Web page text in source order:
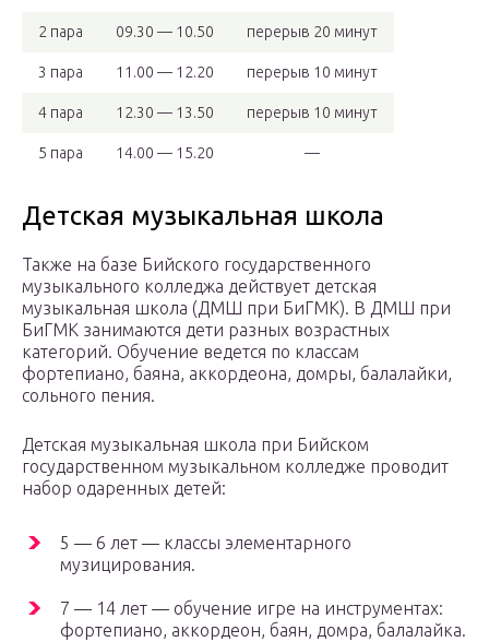
2 пара 09.30 — 10.50 перерыв 20 минут
3 пара 11.00 — 12.20 перерыв 10 минут
4 пара 12.30 — 13.50 перерыв 10 минут
5 пара 14.00 — 15.20 —
Детская музыкальная школа
Также на базе Бийского государственного
музыкального колледжа действует детская
музыкальная школа (ДМШ при БиГМК). В ДМШ при
БиГМК занимаются дети разных возрастных
категорий. Обучение ведется по классам
фортепиано, баяна, аккордеона, домры, балалайки,
сольного пения.
Детская музыкальная школа при Бийском
государственном музыкальном колледже проводит
набор одаренных детей:
5 — 6 лет — классы элементарного
музицирования.
7 — 14 лет — обучение игре на инструментах:
фортепиано, аккордеон, баян, домра, балалайка.